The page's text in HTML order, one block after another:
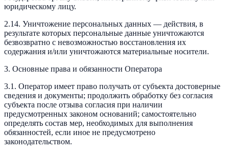
юридическому лицу.
2.14. Уничтожение персональных данных — действия, в
результате которых персональные данные уничтожаются
безвозвратно с невозможностью восстановления их
содержания и/или уничтожаются материальные носители.
3. Основные права и обязанности Оператора
3.1. Оператор имеет право получать от субъекта достоверные
сведения и документы; продолжить обработку без согласия
субъекта после отзыва согласия при наличии
предусмотренных законом оснований; самостоятельно
определять состав мер, необходимых для выполнения
обязанностей, если иное не предусмотрено
законодательством.